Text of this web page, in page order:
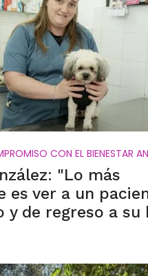
CON EL BIENESTAR
"Lo más
es ver a un
y de regreso a su